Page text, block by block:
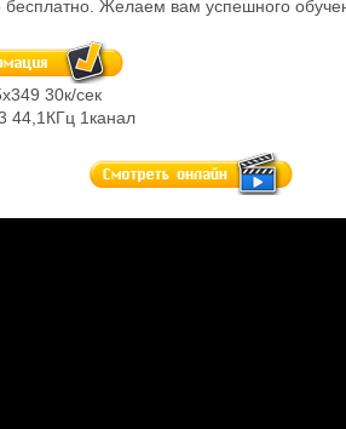
бесплатно. Желаем вам успешного
30к/сек
44,1КГц 1канал